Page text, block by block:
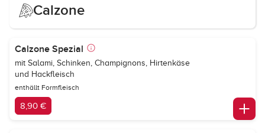
Calzone
Calzone Spezial
mit Salami, Schinken, Champignons, Hirtenkäse
und Hackfleisch
enthällt Formfleisch
8,90 €